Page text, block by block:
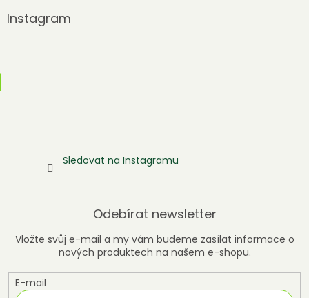
Instagram
Sledovat na Instagramu
Odebírat newsletter
Vložte svůj e-mail a my vám budeme zasílat informace o
nových produktech na našem e-shopu.
E-mail